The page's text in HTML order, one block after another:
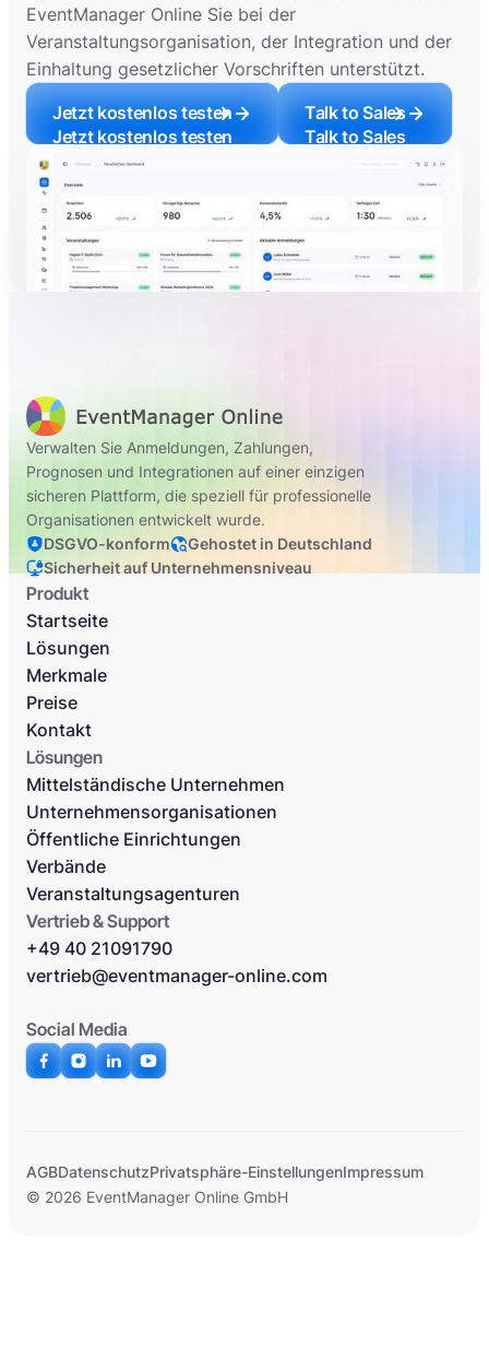
EventManager Online Sie bei der
Veranstaltungsorganisation, der Integration und der
Einhaltung gesetzlicher Vorschriften unterstützt.
Jetzt kostenlos testen
Jetzt kostenlos testen
Talk to Sales
Talk to Sales
Verwalten Sie Anmeldungen, Zahlungen,
Prognosen und Integrationen auf einer einzigen
sicheren Plattform, die speziell für professionelle
Organisationen entwickelt wurde.
DSGVO-konform
Gehostet in Deutschland
Sicherheit auf Unternehmensniveau
Produkt
Startseite
Lösungen
Merkmale
Preise
Kontakt
Lösungen
Mittelständische Unternehmen
Unternehmensorganisationen
Öffentliche Einrichtungen
Verbände
Veranstaltungsagenturen
Vertrieb & Support
+49 40 21091790
vertrieb@eventmanager-online.com
Social Media
© 2026 EventManager Online GmbH
AGBDatenschutzPrivatsphäre-EinstellungenImpressum